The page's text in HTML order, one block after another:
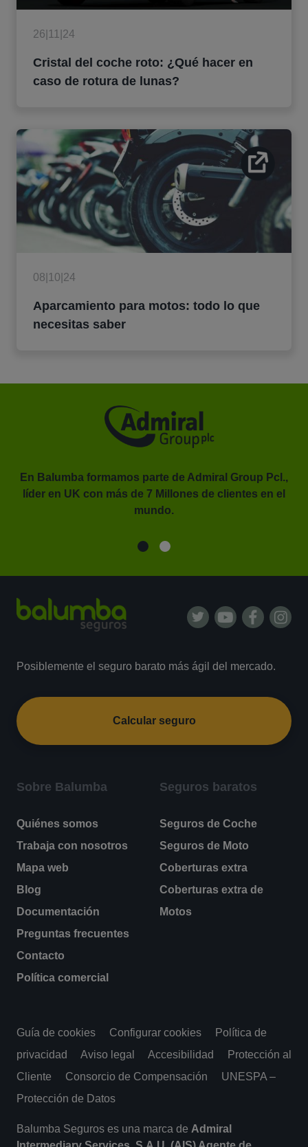
26|11|24
Cristal del coche roto: ¿Qué hacer en
caso de rotura de lunas?
08|10|24
Aparcamiento para motos: todo lo que
necesitas saber
En Balumba formamos parte de Admiral Group Pcl.,
líder en UK con más de 7 Millones de clientes en el
mundo.
Posiblemente el seguro barato más ágil del mercado.
Calcular seguro
Sobre Balumba
Quiénes somos
Trabaja con nosotros
Mapa web
Blog
Documentación
Preguntas frecuentes
Contacto
Política comercial
Seguros baratos
Seguros de Coche
Seguros de Moto
Coberturas extra
Coberturas extra de
Motos
Guía de cookies Configurar cookies
Política de
privacidad
Aviso legal Accesibilidad
Protección al
Cliente
Consorcio de Compensación
UNESPA –
Protección de Datos
Balumba Seguros es una marca de Admiral